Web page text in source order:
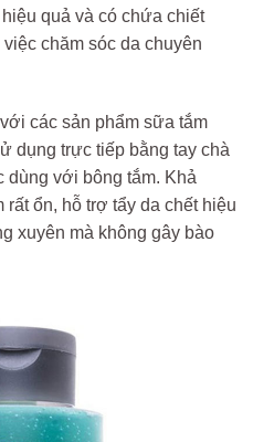
quả và có chứa chiết
chăm sóc da chuyên
các sản phẩm sữa tắm
dụng trực tiếp bằng tay chà
dùng với bông tắm. Khả
rất ổn, hỗ trợ tẩy da chết hiệu
xuyên mà không gây bào